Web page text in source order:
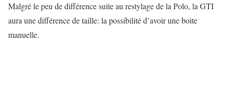
Malgré le peu de différence suite au restylage de la Polo, la GTI
aura une différence de taille: la possibilité d’avoir une boite
manuelle.